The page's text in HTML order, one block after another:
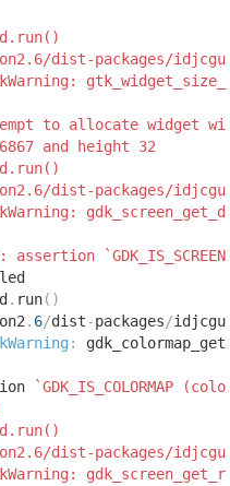
dist-packages/idjcgu
gtk_widget_size_
to allocate widget wi
and height 32
dist-packages/idjcgu
gdk_screen_get_d
`GDK_IS_SCREEN
. run()
. 6/dist-packages/idjcgu
:
gdk_colormap_get
`GDK_IS_COLORMAP (colo
dist-packages/idjcgu
gdk_screen_get_r